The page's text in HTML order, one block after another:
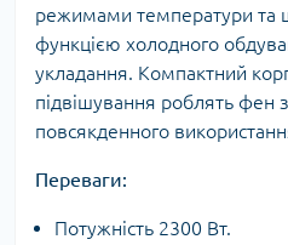
режимами температури та
функцією холодного
укладання. Компактний
підвішування роблять фен
повсякденного
Переваги:
Потужність 2300 Вт.